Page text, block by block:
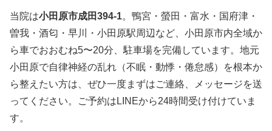
当院は小田原市成田394-1。鴨宮・螢田・富水・国府津・
曽我・酒匂・早川・小田原駅周辺など、小田原市内全域か
ら車でおおむね5〜20分、駐車場を完備しています。地元
小田原で自律神経の乱れ（不眠・動悸・倦怠感）を根本か
ら整えたい方は、ぜひ一度まずはご連絡、メッセージを送
ってください。ご予約はLINEから24時間受け付けていま
す。